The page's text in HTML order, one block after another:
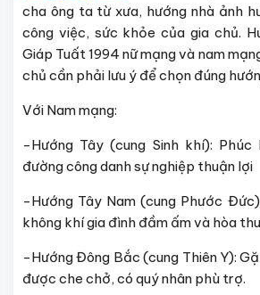
cha ông ta từ xưa, hướng nhà ảnh
công việc, sức khỏe của gia chủ.
Giáp Tuất 1994 nữ mạng và nam
chủ cần phải lưu ý để chọn đúng
Với Nam mạng:
-Hướng Tây (cung Sinh khí):
đường công danh sự nghiệp thuận lợi
-Hướng Tây Nam (cung Phước
không khí gia đình đầm ấm và hòa
-Hướng Đông Bắc (cung Thiên Y):
được che chở, có quý nhân phù trợ.